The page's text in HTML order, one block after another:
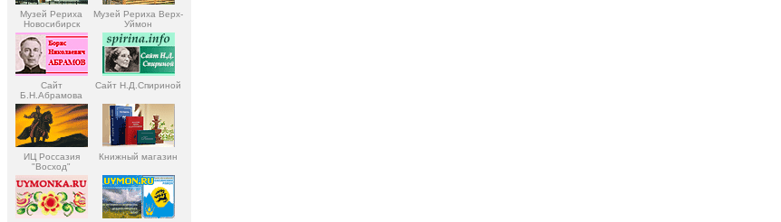
Музей Рериха
Новосибирск
Музей Рериха Верх-
Уймон
Сайт
Б.Н.Абрамова
Сайт Н.Д.Спириной
ИЦ Россазия
"Восход"
Книжный магазин